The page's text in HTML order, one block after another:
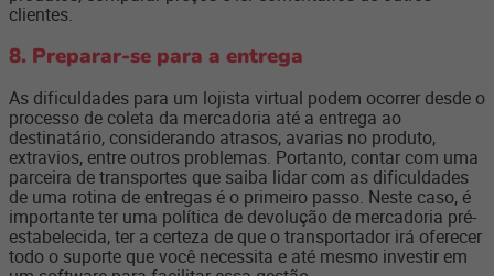
clientes.
8. Preparar-se para a entrega
As dificuldades para um lojista virtual podem ocorrer desde o
processo de coleta da mercadoria até a entrega ao
destinatário, considerando atrasos, avarias no produto,
extravios, entre outros problemas. Portanto, contar com uma
parceira de transportes que saiba lidar com as dificuldades
de uma rotina de entregas é o primeiro passo. Neste caso, é
importante ter uma política de devolução de mercadoria pré-
estabelecida, ter a certeza de que o transportador irá oferecer
todo o suporte que você necessita e até mesmo investir em